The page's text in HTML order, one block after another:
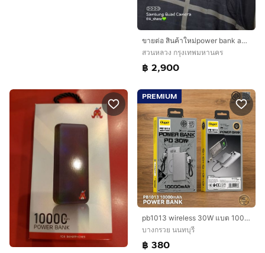
ขายต่อ สินค้าใหม่power bank anker สำหรับlaptop ของแท้ ซื้อมาผิด
สวนหลวง กรุงเทพมหานคร
฿ 2,900
PREMIUM
pb1013 wireless 30W แบต 10000mah มีสาย ไอโฟนกับไทซี ไปจีนได้ มีccc มอก.
บางกรวย นนทบุรี
฿ 380